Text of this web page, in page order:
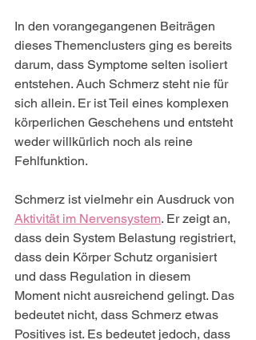
In den vorangegangenen Beiträgen
dieses Themenclusters ging es bereits
darum, dass Symptome selten isoliert
entstehen. Auch Schmerz steht nie für
sich allein. Er ist Teil eines komplexen
körperlichen Geschehens und entsteht
weder willkürlich noch als reine
Fehlfunktion.
Schmerz ist vielmehr ein Ausdruck von
Aktivität im Nervensystem. Er zeigt an,
dass dein System Belastung registriert,
dass dein Körper Schutz organisiert
und dass Regulation in diesem
Moment nicht ausreichend gelingt. Das
bedeutet nicht, dass Schmerz etwas
Positives ist. Es bedeutet jedoch, dass